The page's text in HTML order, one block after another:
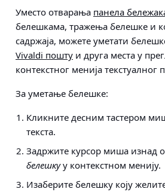
Уместо отварања панела
белешкама, тражења белешке и
садржаја, можете уметати
Vivaldi пошту и друга места у
контекстног менија текстуалног
За уметање белешке:
Кликните десним тастером
текста.
Задржите курсор миша изнад
белешкуу контекстном менију.
Изаберите белешку коју